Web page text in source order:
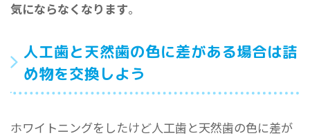
気にならなくなります。
人工歯と天然歯の色に差がある場合は詰
め物を交換しよう
ホワイトニングをしたけど人工歯と天然歯の色に差が